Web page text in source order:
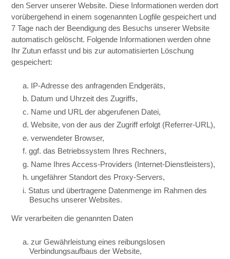
den Server unserer Website. Diese Informationen werden dort
vorübergehend in einem sogenannten Logfile gespeichert und
7 Tage nach der Beendigung des Besuchs unserer Website
automatisch gelöscht. Folgende Informationen werden ohne
Ihr Zutun erfasst und bis zur automatisierten Löschung
gespeichert:
a. IP-Adresse des anfragenden Endgeräts,
b. Datum und Uhrzeit des Zugriffs,
c. Name und URL der abgerufenen Datei,
d. Website, von der aus der Zugriff erfolgt (Referrer-URL),
e. verwendeter Browser,
f. ggf. das Betriebssystem Ihres Rechners,
g. Name Ihres Access-Providers (Internet-Dienstleisters),
h. ungefährer Standort des Proxy-Servers,
i. Status und übertragene Datenmenge im Rahmen des
Besuchs unserer Websites.
Wir verarbeiten die genannten Daten
a. zur Gewährleistung eines reibungslosen
Verbindungsaufbaus der Website,